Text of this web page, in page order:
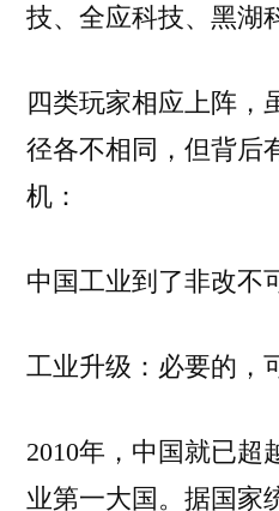
技、全应科技、黑湖
四类玩家相应上阵，
径各不相同，但背后
机：
中国工业到了非改不
工业升级：必要的，
2010年，中国就已超
业第一大国。据国家